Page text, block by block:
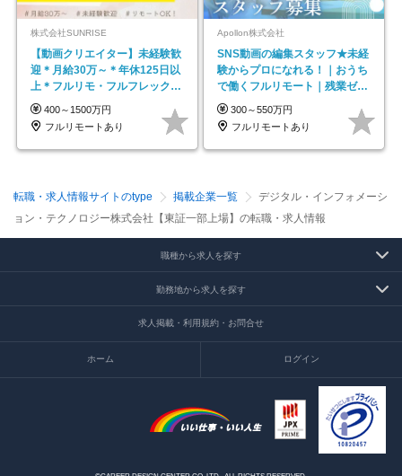
株式会社SUNRISE
【動画クリエイター】未経験歓
迎＊月給30万～＊年休125日以
上＊フルリモ・フルフレックス
◆10名の採用が決定◆
400～1500万円
フルリモートあり
Apollon株式会社
SNS動画の編集スタッフ★未経
験からプロになれる！｜おうち
で働くフルリモート｜残業ゼロ
で18時退勤◎
300～550万円
フルリモートあり
転職・求人情報サイトのtype 掲載企業一覧
デジタル・インフォメーシ
ョン・テクノロジー株式会社【東証一部上場】の転職・求人情報
職種から求人を探す
勤務地から求人を探す
求人掲載・利用規約・お問合せ
ホーム ログイン